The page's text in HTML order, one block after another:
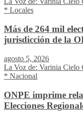
* Locales
Más de 264 mil
jurisdicción de la
agosto 5, 2026
La Voz de: Varinia Cielo
* Nacional
ONPE imprime
Elecciones